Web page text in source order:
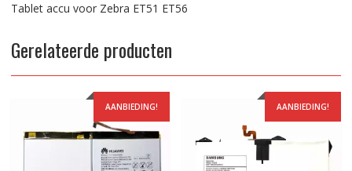
Tablet accu voor Zebra ET51 ET56
Gerelateerde producten
AANBIEDING! AANBIEDING!